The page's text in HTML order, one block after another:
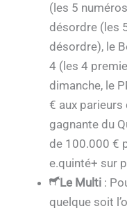
(les 5
désordre (les
désordre), le
4 (les 4
dimanche, le
€ aux
gagnante du
de 100.000 €
e.quinté+ sur
Le Multi :
quelque soit